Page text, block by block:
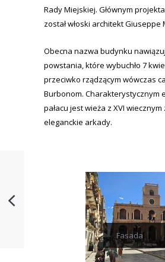
Rady Miejskiej. Głównym
został włoski architekt Giuseppe
Obecna nazwa budynku
powstania, które wybuchło 7
przeciwko rządzącym wówczas
Burbonom. Charakterystycznym
pałacu jest wieża z XVI
eleganckie arkady.
Fasada